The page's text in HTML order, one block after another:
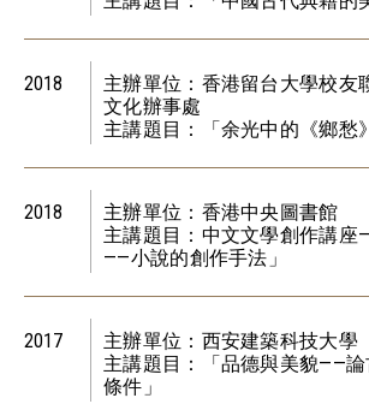
2018
主辦單位：香港留台大學校友
文化辦事處
主講題目：「余光中的《鄉愁
2018
主辦單位：香港中央圖書館
主講題目：中文文學創作講座
——小說的創作手法」
2017
主辦單位：西安建築科技大學
主講題目：「品德與美貌——
條件」